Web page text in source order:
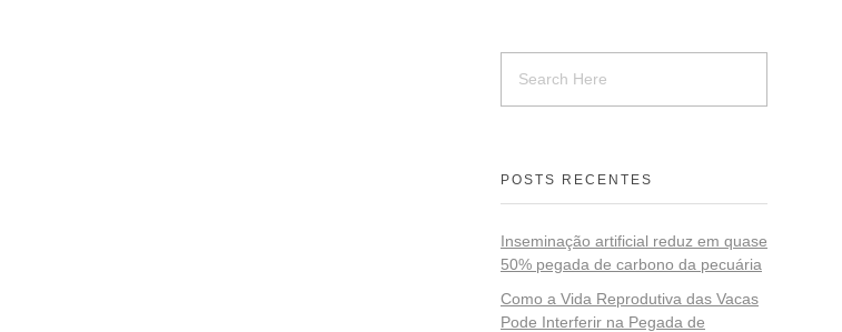
POSTS RECENTES
Inseminação artificial reduz em quase
50% pegada de carbono da pecuária
Como a Vida Reprodutiva das Vacas
Pode Interferir na Pegada de